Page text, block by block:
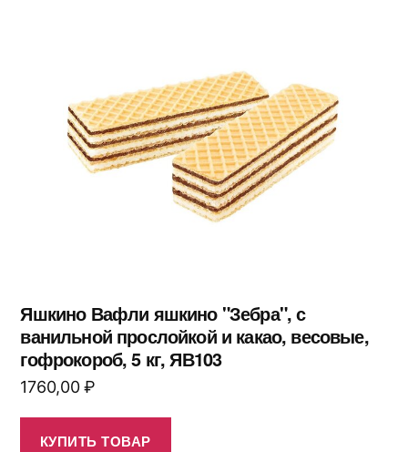
Яшкино Вафли яшкино "Зебра", с
ванильной прослойкой и какао, весовые,
гофрокороб, 5 кг, ЯВ103
1760,00₽
КУПИТЬ ТОВАР